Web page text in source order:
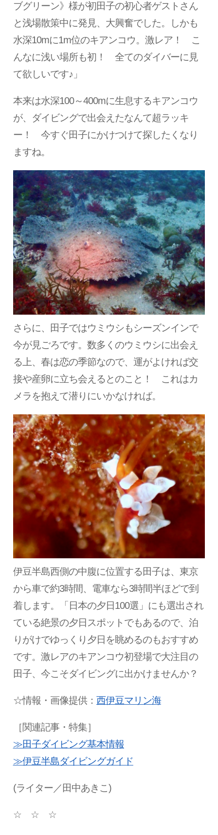
ブグリーン》様が初田子の初心者ゲストさん
と浅場散策中に発見、大興奮でした。しかも
水深10mに1m位のキアンコウ。激レア！ こ
んなに浅い場所も初！ 全てのダイバーに見
て欲しいです♪」
本来は水深100～400mに生息するキアンコウ
が、ダイビングで出会えたなんて超ラッキ
ー！ 今すぐ田子にかけつけて探したくなり
ますね。
さらに、田子ではウミウシもシーズンインで
今が見ごろです。数多くのウミウシに出会え
る上、春は恋の季節なので、運がよければ交
接や産卵に立ち会えるとのこと！ これはカ
メラを抱えて潜りにいかなければ。
伊豆半島西側の中腹に位置する田子は、東京
から車で約3時間、電車なら3時間半ほどで到
着します。「日本の夕日100選」にも選出され
ている絶景の夕日スポットでもあるので、泊
りがけでゆっくり夕日を眺めるのもおすすめ
です。激レアのキアンコウ初登場で大注目の
田子、今こそダイビングに出かけませんか？
☆情報・画像提供： 西伊豆マリン海
［関連記事・特集］
≫田子ダイビング基本情報
≫伊豆半島ダイビングガイド
(ライター／田中あきこ)
☆ ☆ ☆